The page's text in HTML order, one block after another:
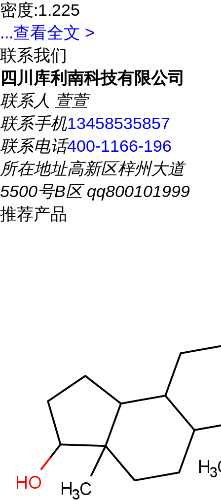
密度:1.225
...查看全文 >
联系我们
四川库利南科技有限公司
联系人 萱萱
联系手机13458535857
联系电话400-1166-196
所在地址高新区梓州大道
5500号B区 qq800101999
推荐产品